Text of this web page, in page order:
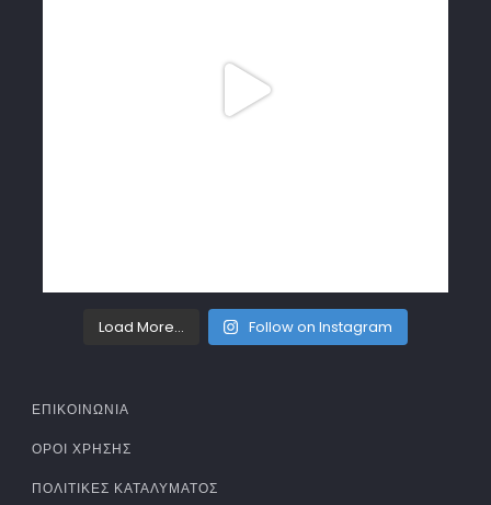
Load More... Follow on Instagram
ΕΠΙΚΟΙΝΩΝΙΑ
ΌΡΟΙ ΧΡΉΣΗΣ
ΠΟΛΙΤΙΚΈΣ ΚΑΤΑΛΎΜΑΤΟΣ